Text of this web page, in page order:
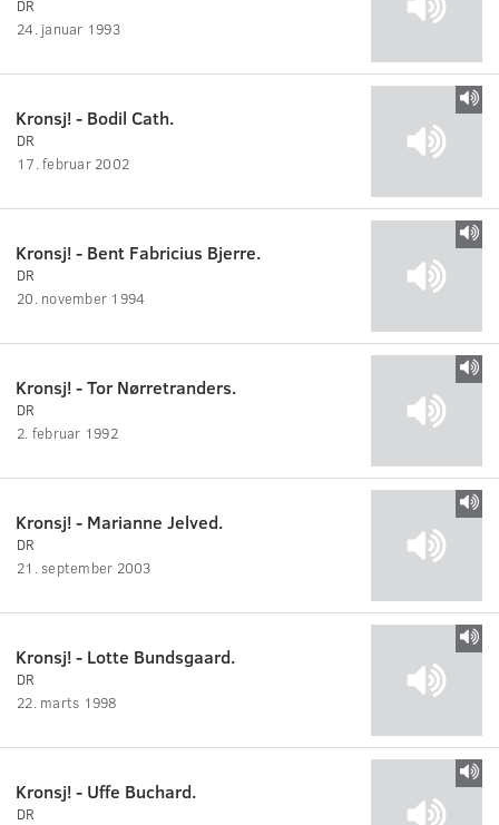
DR
24. januar 1993
Kronsj! - Bodil Cath.
DR
17. februar 2002
Kronsj! - Bent Fabricius Bjerre.
DR
20. november 1994
Kronsj! - Tor Nørretranders.
DR
2. februar 1992
Kronsj! - Marianne Jelved.
DR
21. september 2003
Kronsj! - Lotte Bundsgaard.
DR
22. marts 1998
Kronsj! - Uffe Buchard.
DR